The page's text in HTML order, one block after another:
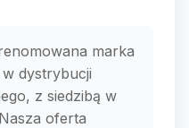
marka
dystrybucji
z siedzibą w
oferta